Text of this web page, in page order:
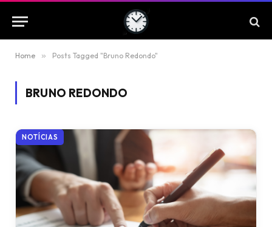
Home » Posts Tagged "Bruno Redondo"
BRUNO REDONDO
NOTÍCIAS